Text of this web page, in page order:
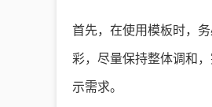
首先，在使用模板时，
彩，尽量保持整体调和
示需求。